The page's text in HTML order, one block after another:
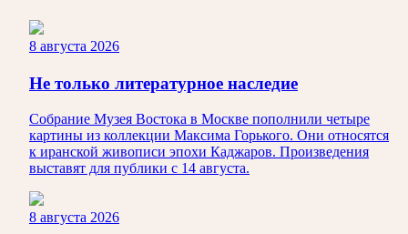
8 августа 2026
Не только литературное наследие
Собрание Музея Востока в Москве пополнили четыре
картины из коллекции Максима Горького. Они относятся
к иранской живописи эпохи Каджаров. Произведения
выставят для публики с 14 августа.
8 августа 2026